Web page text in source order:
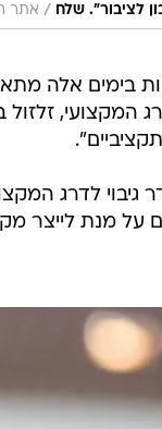
לציבור". שלח / אתר
בימים אלה
המקצועי,
לדרג
על מנת לייצר